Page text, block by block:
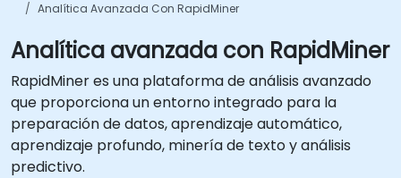
Analítica Avanzada Con RapidMiner
Analítica avanzada con RapidMiner
RapidMiner es una plataforma de análisis avanzado
que proporciona un entorno integrado para la
preparación de datos, aprendizaje automático,
aprendizaje profundo, minería de texto y análisis
predictivo.